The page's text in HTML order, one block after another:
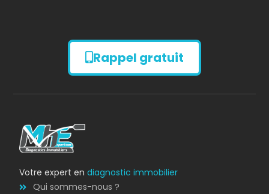
DPE
Diagnostic
AMIANTE
Rappel gratuit
Votre expert endiagnostic immobilier
Qui sommes-nous ?